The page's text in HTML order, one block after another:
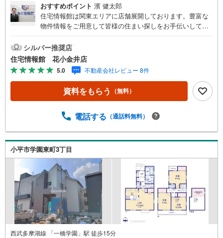
おすすめポイント 濱 健太郎
住宅情報館は関東エリアに店舗展開しております。豊富な
物件情報をご用意して皆様の住まい探しをお手伝いしてお
さい。【営業時間 10:00～19:00 火曜・水曜（祝日の場
合は営業いたします）】「資料請求」「内覧」のお問い合
わせは上記時間内ですとスムーズにご対応が可能です。ス
タッフ一同お客様のお問合せをお待ちしております。【住
宅ローン相談会】開催中無理のない住宅ローンの試算やご
購入の際にかかる諸費用の概算も行っております。しっか
気軽にご相談ください。お客様第一主義をモット-にお引越
実に努めさせて頂きます。住宅情報館にお越し頂けたら、
物件のご紹介だけではなく、お住まいの疑問、不安、お家
の事ならなんでもご相談いただけます。お客様の要望をお
伺いしながら誠心誠意、全力でサポートさせて頂きます。
お客様一人一人に合わせたライフプランのご提案をさせて
いただきます。お気軽にご相談ください。
シルバー推奨店
住宅情報館 花小金井店
5.0 不動産会社レビュー 8件
資料をもらう （無料）
電話する （通話料無料）
小平市学園東町3丁目
西武多摩湖線 「一橋学園」駅 徒歩15分